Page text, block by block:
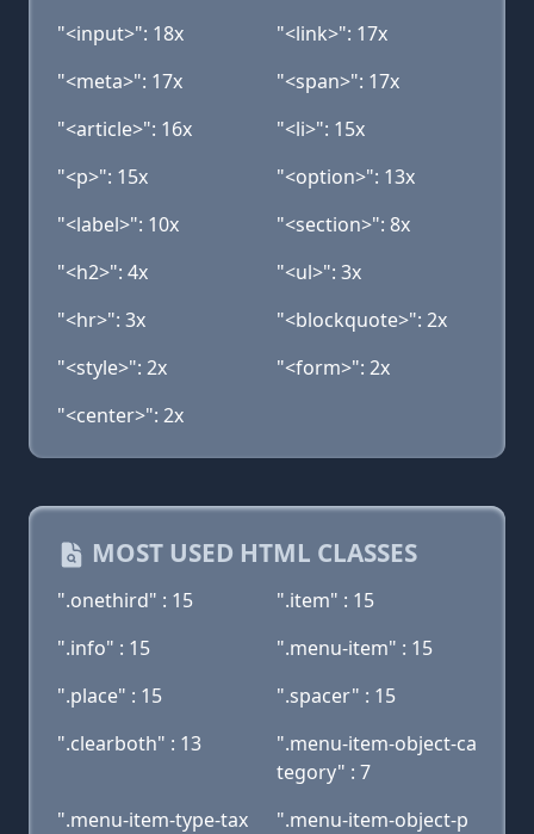
"<input>": 18x
"<link>": 17x
"<meta>": 17x
"<span>": 17x
"<article>": 16x
"<li>": 15x
"<p>": 15x
"<option>": 13x
"<label>": 10x
"<section>": 8x
"<h2>": 4x
"<ul>": 3x
"<hr>": 3x
"<blockquote>": 2x
"<style>": 2x
"<form>": 2x
"<center>": 2x
MOST USED HTML CLASSES
".onethird" : 15
".item" : 15
".info" : 15
".menu-item" : 15
".place" : 15
".spacer" : 15
".clearboth" : 13
".menu-item-object-ca
tegory" : 7
".menu-item-type-tax
".menu-item-object-p